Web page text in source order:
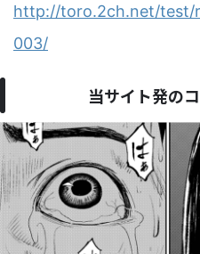
http://toro.2ch.net/test/
003/
当サイト発の